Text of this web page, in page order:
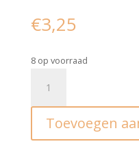
€3,25
8 op voorraad
Shark
Silver
-
Toevoegen